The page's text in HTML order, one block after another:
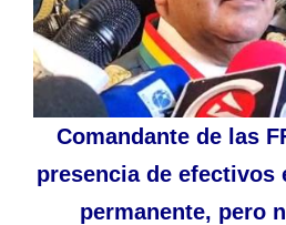
Comandante de las
presencia de efectivos
permanente, pero